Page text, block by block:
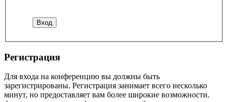
Регистрация
Для входа на конференцию вы должны быть
зарегистрированы. Регистрация занимает всего несколько
минут, но предоставляет вам более широкие возможности.